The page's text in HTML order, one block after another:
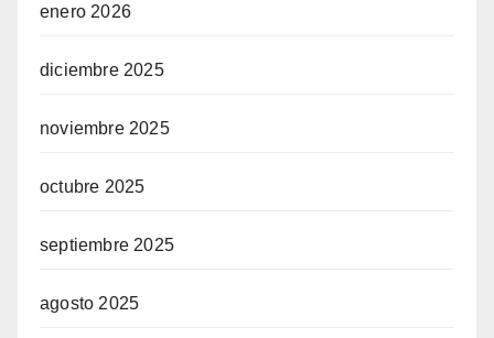
enero 2026
diciembre 2025
noviembre 2025
octubre 2025
septiembre 2025
agosto 2025